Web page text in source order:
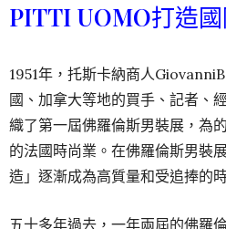
PITTI UOMO打造
1951年，托斯卡納商人
國、加拿大等地的買手、記者、
織了第一屆佛羅倫斯男裝展，為
的法國時尚業。在佛羅倫斯男裝
造」逐漸成為高質量和受追捧的
五十多年過去，一年兩屆的佛羅